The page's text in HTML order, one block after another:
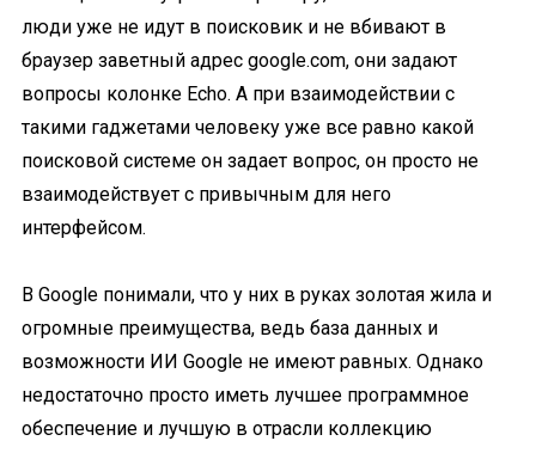
люди уже не идут в поисковик и не вбивают в
браузер заветный адрес google.com, они задают
вопросы колонке Echo. А при взаимодействии с
такими гаджетами человеку уже все равно какой
поисковой системе он задает вопрос, он просто не
взаимодействует с привычным для него
интерфейсом.
В Google понимали, что у них в руках золотая жила и
огромные преимущества, ведь база данных и
возможности ИИ Google не имеют равных. Однако
недостаточно просто иметь лучшее программное
обеспечение и лучшую в отрасли коллекцию